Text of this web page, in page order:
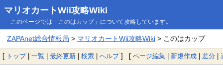
マリオカートWii攻略Wiki
このページでは「このはカップ」について攻略しています。
ZAPAnet総合情報局 > マリオカートWii攻略Wiki> このはカップ
[ トップ| 一覧 | 最終更新 | 検索 | ヘルプ] [ ページ編集 | 新規作成 | 差分 |